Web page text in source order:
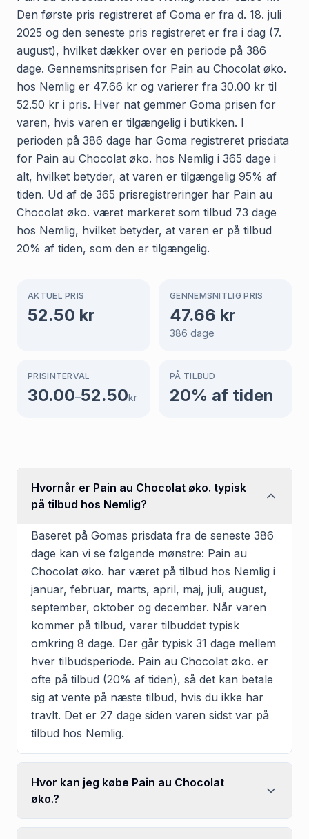
Den første pris registreret af Goma er fra d. 18. juli
2025 og den seneste pris registreret er fra i dag (7.
august), hvilket dækker over en periode på 386
dage. Gennemsnitsprisen for Pain au Chocolat øko.
hos Nemlig er 47.66 kr og varierer fra 30.00 kr til
52.50 kr i pris. Hver nat gemmer Goma prisen for
varen, hvis varen er tilgængelig i butikken. I
perioden på 386 dage har Goma registreret prisdata
for Pain au Chocolat øko. hos Nemlig i 365 dage i
alt, hvilket betyder, at varen er tilgængelig 95% af
tiden. Ud af de 365 prisregistreringer har Pain au
Chocolat øko. været markeret som tilbud 73 dage
hos Nemlig, hvilket betyder, at varen er på tilbud
20% af tiden, som den er tilgængelig.
AKTUEL PRIS
52.50 kr
GENNEMSNITLIG PRIS
47.66 kr
386 dage
PRISINTERVAL
30.00–52.50kr
PÅ TILBUD
20% af tiden
Hvornår er Pain au Chocolat øko. typisk
på tilbud hos Nemlig?
Baseret på Gomas prisdata fra de seneste 386
dage kan vi se følgende mønstre: Pain au
Chocolat øko. har været på tilbud hos Nemlig i
januar, februar, marts, april, maj, juli, august,
september, oktober og december. Når varen
kommer på tilbud, varer tilbuddet typisk
omkring 8 dage. Der går typisk 31 dage mellem
hver tilbudsperiode. Pain au Chocolat øko. er
ofte på tilbud (20% af tiden), så det kan betale
sig at vente på næste tilbud, hvis du ikke har
travlt. Det er 27 dage siden varen sidst var på
tilbud hos Nemlig.
Hvor kan jeg købe Pain au Chocolat
øko.?